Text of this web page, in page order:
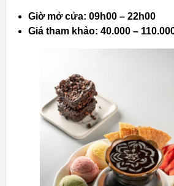
Giờ mở cửa: 09h00 – 22h00
Giá tham khảo: 40.000 –